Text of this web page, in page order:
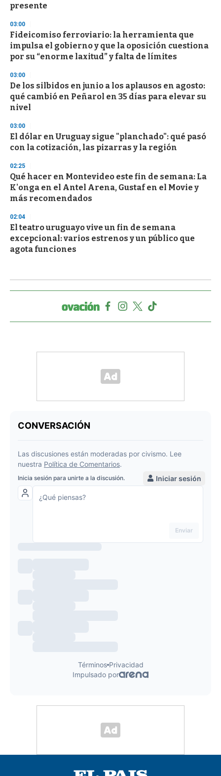
presente
03:00
Fideicomiso ferroviario: la herramienta que
impulsa el gobierno y que la oposición cuestiona
por su “enorme laxitud” y falta de límites
03:00
De los silbidos en junio a los aplausos en agosto:
qué cambió en Peñarol en 35 días para elevar su
nivel
03:00
El dólar en Uruguay sigue "planchado": qué pasó
con la cotización, las pizarras y la región
02:25
Qué hacer en Montevideo este fin de semana: La
K'onga en el Antel Arena, Gustaf en el Movie y
más recomendados
02:04
El teatro uruguayo vive un fin de semana
excepcional: varios estrenos y un público que
agota funciones